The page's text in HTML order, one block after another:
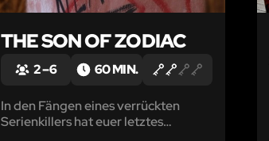
THE SON OF ZODIAC
2 – 6 60 MIN.
In den Fängen eines verrückten
Serienkillers hat euer letztes